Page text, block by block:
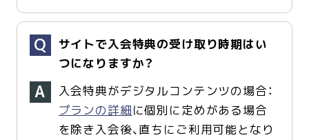
サイトで入会特典の受け取り時期はい
つになりますか？
入会特典がデジタルコンテンツの場合：
プランの詳細に個別に定めがある場合
を除き入会後、直ちにご利用可能となり